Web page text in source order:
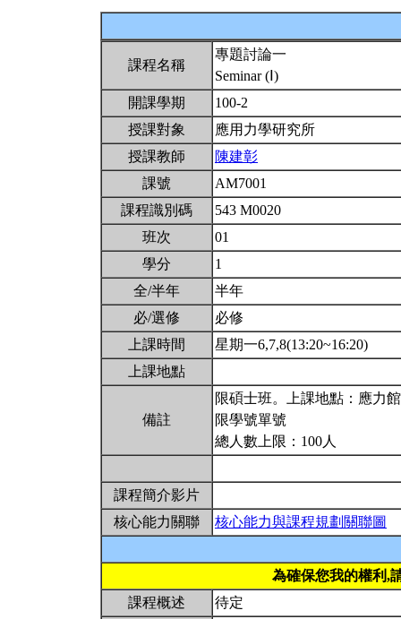
課程名稱
專題討論一
Seminar (Ⅰ)
開課學期
100-2
授課對象
應用力學研究所
授課教師
陳建彰
課號
AM7001
課程識別碼
543 M0020
班次
01
學分
1
全/半年
半年
必/選修
必修
上課時間
星期一6,7,8(13:20~16:20)
上課地點
備註
限碩士班。上課地點：應力
限學號單號
總人數上限：100人
課程簡介影片
核心能力關聯
核心能力與課程規劃關聯圖
為確保您我的權利,
課程概述
待定